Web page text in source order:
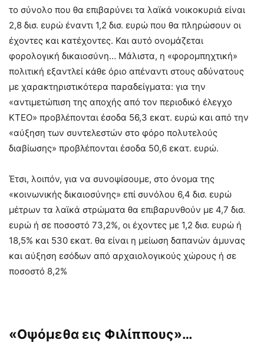
το σύνολο που θα επιβαρύνει τα λαϊκά νοικοκυριά είναι
2,8 δισ. ευρώ έναντι 1,2 δισ. ευρώ που θα πληρώσουν οι
έχοντες και κατέχοντες. Και αυτό ονομάζεται
φορολογική δικαιοσύνη… Μάλιστα, η «φορομπηχτική»
πολιτική εξαντλεί κάθε όριο απέναντι στους αδύνατους
με χαρακτηριστικότερα παραδείγματα: για την
«αντιμετώπιση της αποχής από τον περιοδικό έλεγχο
ΚΤΕΟ» προβλέπονται έσοδα 56,3 εκατ. ευρώ και από την
«αύξηση των συντελεστών στο φόρο πολυτελούς
διαβίωσης» προβλέπονται έσοδα 50,6 εκατ. ευρώ.
Έτσι, λοιπόν, για να συνοψίσουμε, στο όνομα της
«κοινωνικής δικαιοσύνης» επί συνόλου 6,4 δισ. ευρώ
μέτρων τα λαϊκά στρώματα θα επιβαρυνθούν με 4,7 δισ.
ευρώ ή σε ποσοστό 73,2%, οι έχοντες με 1,2 δισ. ευρώ ή
18,5% και 530 εκατ. θα είναι η μείωση δαπανών άμυνας
και αύξηση εσόδων από αρχαιολογικούς χώρους ή σε
ποσοστό 8,2%
«Οψόμεθα εις Φιλίππους»…